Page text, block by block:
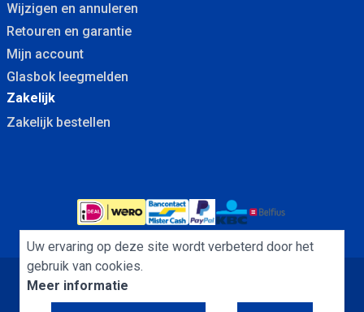
Wijzigen en annuleren
Retouren en garantie
Mijn account
Glasbok leegmelden
Zakelijk
Zakelijk bestellen
Algemene Voorwaarden
Uw ervaring op deze site wordt verbeterd door het
gebruik van cookies.
Meer informatie